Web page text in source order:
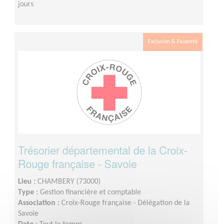
jours
Exclusion & Pauvreté
Trésorier départemental de la Croix-
Rouge française - Savoie
Lieu : CHAMBERY (73000)
Type : Gestion financière et comptable
Association : Croix-Rouge française - Délégation de la
Savoie